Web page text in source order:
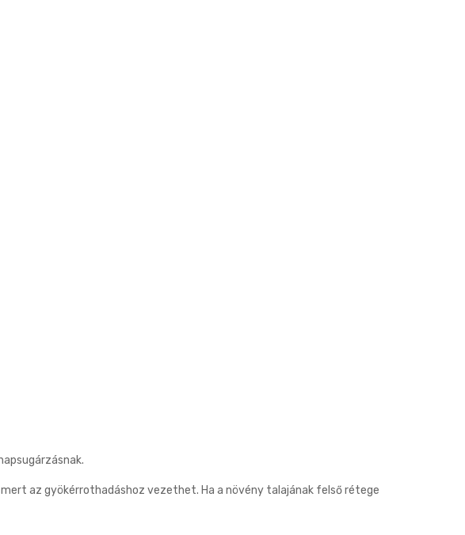
az gyökérrothadáshoz vezethet. Ha a növény talajának felső rétege